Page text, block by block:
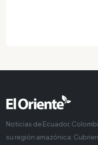
Noticias de Ecuador,
su región amazónica.